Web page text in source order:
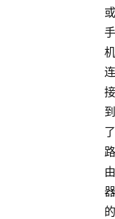
或
手
机
连
接
到
了
路
由
器
的